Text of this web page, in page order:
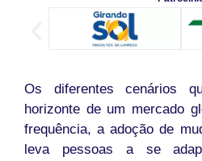
Os diferentes cenários
horizonte de um mercado
frequência, a adoção de
leva pessoas a se